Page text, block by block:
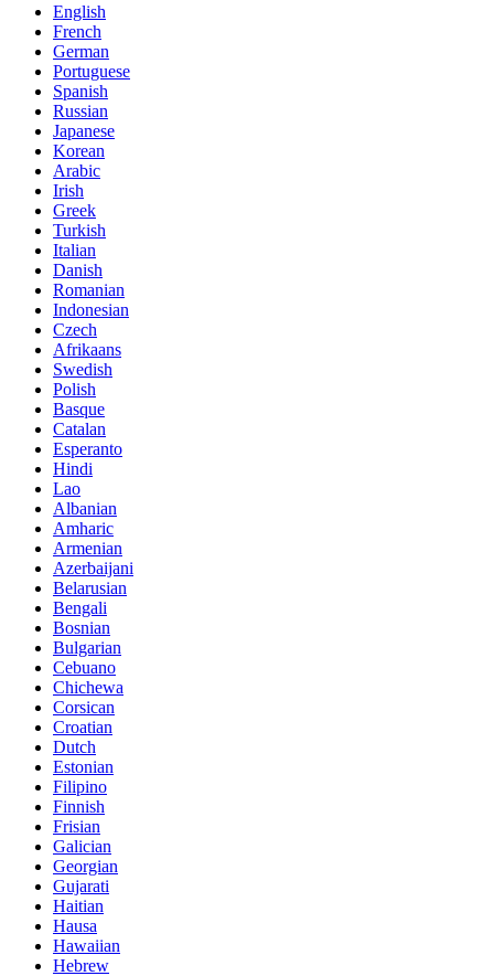
English
French
German
Portuguese
Spanish
Russian
Japanese
Korean
Arabic
Irish
Greek
Turkish
Italian
Danish
Romanian
Indonesian
Czech
Afrikaans
Swedish
Polish
Basque
Catalan
Esperanto
Hindi
Lao
Albanian
Amharic
Armenian
Azerbaijani
Belarusian
Bengali
Bosnian
Bulgarian
Cebuano
Chichewa
Corsican
Croatian
Dutch
Estonian
Filipino
Finnish
Frisian
Galician
Georgian
Gujarati
Haitian
Hausa
Hawaiian
Hebrew